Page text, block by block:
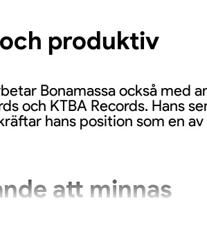
produktiv
Bonamassa också med
och KTBA Records. Hans
hans position som en
att minnas